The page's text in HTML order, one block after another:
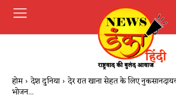
होम देश दुनिया देर रात खाना सेहत के लिए
भोजन...